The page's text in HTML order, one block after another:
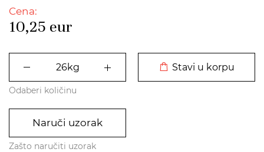
Cena:
10,25 eur
Stavi u korpu
Odaberi količinu
Naruči uzorak
Zašto naručiti uzorak